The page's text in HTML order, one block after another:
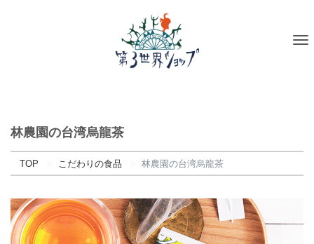
林農園の台湾烏龍茶
TOP こだわりの食品 林農園の台湾烏龍茶